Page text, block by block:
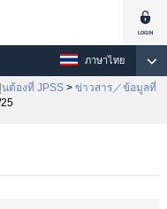
ภาษาไทย
ต้องที่ JPSS > ข่าวสาร／ข้อมูลที่